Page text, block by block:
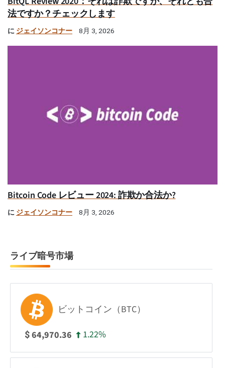
法ですか？チェックします
に ジェイソンコナー 8月 3, 2026
Bitcoin Code レビュー 2024: 詐欺か合法か?
に ジェイソンコナー 8月 3, 2026
ライブ暗号市場
ビットコイン（BTC）
$64,970.36 1.22%